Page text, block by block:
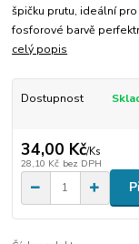
špičku prutu, ideální
fosforové barvě
celý popis
Dostupnost
34,00 Kč/Ks
28,10 Kč bez DPH